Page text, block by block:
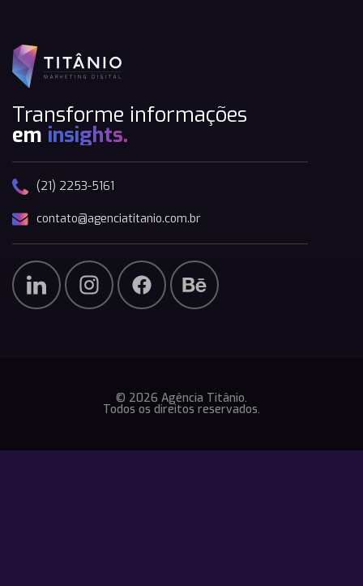
Transforme informações
em insights.
(21) 2253-5161
contato@agenciatitanio.com.br
© 2026 Agência Titânio.
Todos os direitos reservados.